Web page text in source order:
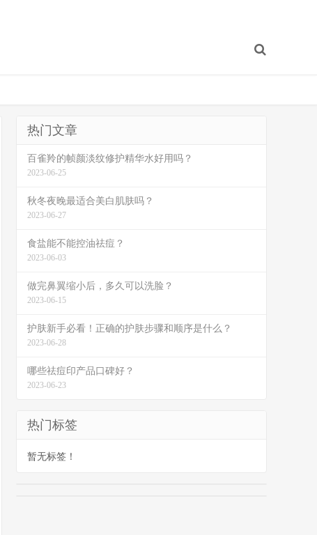
热门文章
百雀羚的帧颜淡纹修护精华水好用吗？
2023-06-25
秋冬夜晚最适合美白肌肤吗？
2023-06-27
食盐能不能控油祛痘？
2023-06-03
做完鼻翼缩小后，多久可以洗脸？
2023-06-15
护肤新手必看！正确的护肤步骤和顺序是什么？
2023-06-28
哪些祛痘印产品口碑好？
2023-06-23
热门标签
暂无标签！